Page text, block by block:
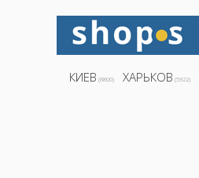
КИЕВ (8800) ХАРЬКОВ (5922)